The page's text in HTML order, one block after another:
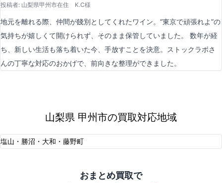
投稿者: 山梨県甲州市在住 K.C様
地元を離れる際、仲間が餞別としてくれたワイン。“東京で頑張れよ”の
気持ちが嬉しくて開けられず、そのまま保管していました。 数年が経
ち、新しい生活も落ち着いた今、手放すことを決意。ストックラボさ
んの丁寧な対応のおかげで、前向きな整理ができました。
山梨県 甲州市の買取対応地域
塩山・勝沼・大和・藤野町
おまとめ買取で